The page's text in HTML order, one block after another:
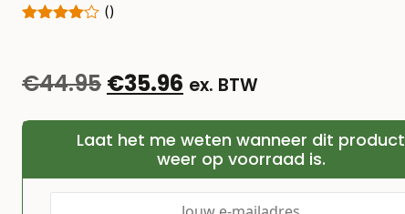
()
€44.95 €35.96 ex. BTW
Laat het me weten wanneer dit product
weer op voorraad is.